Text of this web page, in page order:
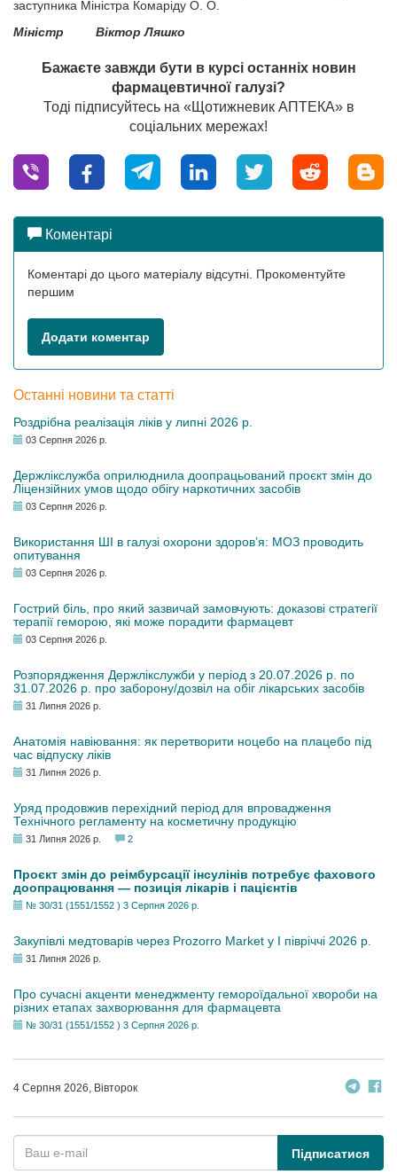
заступника Міністра Комаріду О. О.
Міністр Віктор Ляшко
Бажаєте завжди бути в курсі останніх новин
фармацевтичної галузі?
Тоді підписуйтесь на «Щотижневик АПТЕКА» в
соціальних мережах!
Коментарі
Коментарі до цього матеріалу відсутні. Прокоментуйте
першим
Додати коментар
Останні новини та статті
Роздрібна реалізація ліків у липні 2026 р.
03 Серпня 2026 р.
Держлікслужба оприлюднила доопрацьований проєкт змін до
Ліцензійних умов щодо обігу наркотичних засобів
03 Серпня 2026 р.
Використання ШІ в галузі охорони здоров’я: МОЗ проводить
опитування
03 Серпня 2026 р.
Гострий біль, про який зазвичай замовчують: доказові стратегії
терапії геморою, які може порадити фармацевт
03 Серпня 2026 р.
Розпорядження Держлікслужби у період з 20.07.2026 р. по
31.07.2026 р. про заборону/дозвіл на обіг лікарських засобів
31 Липня 2026 р.
Анатомія навіювання: як перетворити ноцебо на плацебо під
час відпуску ліків
31 Липня 2026 р.
Уряд продовжив перехідний період для впровадження
Технічного регламенту на косметичну продукцію
31 Липня 2026 р. 2
Проєкт змін до реімбурсації інсулінів потребує фахового
доопрацювання — позиція лікарів і пацієнтів
№ 30/31 (1551/1552 ) 3 Серпня 2026 р.
Закупівлі медтоварів через Prozorro Market у I півріччі 2026 р.
31 Липня 2026 р.
Про сучасні акценти менеджменту гемороїдальної хвороби на
різних етапах захворювання для фармацевта
№ 30/31 (1551/1552 ) 3 Серпня 2026 р.
4 Серпня 2026, Вівторок
Підписатися